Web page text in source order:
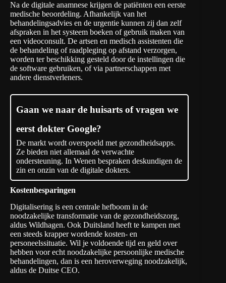
Na de digitale anamnese krijgen de patiënten een eerste
medische beoordeling. Afhankelijk van het
behandelingsadvies en de urgentie kunnen zij dan zelf
afspraken in het systeem boeken of gebruik maken van
een videoconsult. De artsen en medisch assistenten die
de behandeling of raadpleging op afstand verzorgen,
worden ter beschikking gesteld door de instellingen die
de software gebruiken, of via partnerschappen met
andere dienstverleners.
Gaan we naar de huisarts of vragen we
eerst dokter Google?
De markt wordt overspoeld met gezondheidsapps.
Ze bieden niet allemaal de verwachte
ondersteuning. In Wenen bespraken deskundigen de
zin en onzin van de digitale dokters.
Kostenbesparingen
Digitalisering is een centrale hefboom in de
noodzakelijke transformatie van de gezondheidszorg,
aldus Wildhagen. Ook Duitsland heeft te kampen met
een steeds krapper wordende kosten- en
personeelssituatie. Wil je voldoende tijd en geld over
hebben voor echt noodzakelijke persoonlijke medische
behandelingen, dan is een heroverweging noodzakelijk,
aldus de Duitse CEO.